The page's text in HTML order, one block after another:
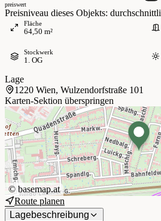
preiswert
Preisniveau dieses Objekts:
Fläche
64,50 m²
Stockwerk
1. OG
Lage
1220 Wien, Wulzendorfstraße 101
Karten-Sektion überspringen
© basemap.at
Route planen
Lagebeschreibung